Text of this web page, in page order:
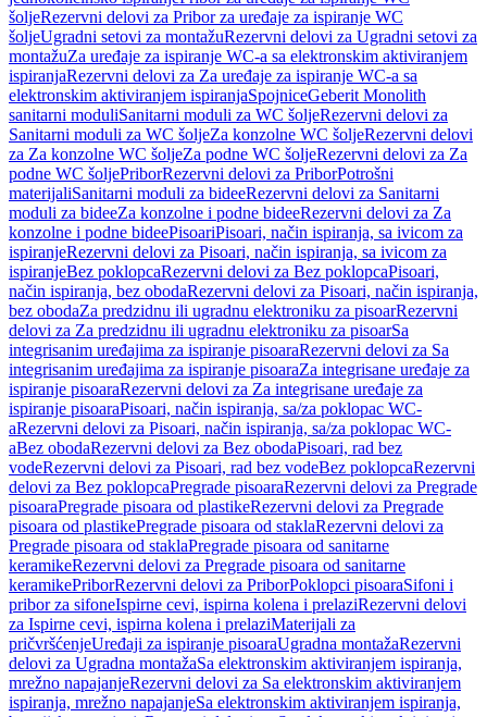
šoljeRezervni delovi za Pribor za uređaje za ispiranje WC
šoljeUgradni setovi za montažuRezervni delovi za Ugradni setovi za
montažuZa uređaje za ispiranje WC-a sa elektronskim aktiviranjem
ispiranjaRezervni delovi za Za uređaje za ispiranje WC-a sa
elektronskim aktiviranjem ispiranjaSpojniceGeberit Monolith
sanitarni moduliSanitarni moduli za WC šoljeRezervni delovi za
Sanitarni moduli za WC šoljeZa konzolne WC šoljeRezervni delovi
za Za konzolne WC šoljeZa podne WC šoljeRezervni delovi za Za
podne WC šoljePriborRezervni delovi za PriborPotrošni
materijaliSanitarni moduli za bideeRezervni delovi za Sanitarni
moduli za bideeZa konzolne i podne bideeRezervni delovi za Za
konzolne i podne bideePisoariPisoari, način ispiranja, sa ivicom za
ispiranjeRezervni delovi za Pisoari, način ispiranja, sa ivicom za
ispiranjeBez poklopcaRezervni delovi za Bez poklopcaPisoari,
način ispiranja, bez obodaRezervni delovi za Pisoari, način ispiranja,
bez obodaZa predzidnu ili ugradnu elektroniku za pisoarRezervni
delovi za Za predzidnu ili ugradnu elektroniku za pisoarSa
integrisanim uređajima za ispiranje pisoaraRezervni delovi za Sa
integrisanim uređajima za ispiranje pisoaraZa integrisane uređaje za
ispiranje pisoaraRezervni delovi za Za integrisane uređaje za
ispiranje pisoaraPisoari, način ispiranja, sa/za poklopac WC-
aRezervni delovi za Pisoari, način ispiranja, sa/za poklopac WC-
aBez obodaRezervni delovi za Bez obodaPisoari, rad bez
vodeRezervni delovi za Pisoari, rad bez vodeBez poklopcaRezervni
delovi za Bez poklopcaPregrade pisoaraRezervni delovi za Pregrade
pisoaraPregrade pisoara od plastikeRezervni delovi za Pregrade
pisoara od plastikePregrade pisoara od staklaRezervni delovi za
Pregrade pisoara od staklaPregrade pisoara od sanitarne
keramikeRezervni delovi za Pregrade pisoara od sanitarne
keramikePriborRezervni delovi za PriborPoklopci pisoaraSifoni i
pribor za sifoneIspirne cevi, ispirna kolena i prelaziRezervni delovi
za Ispirne cevi, ispirna kolena i prelaziMaterijali za
pričvršćenjeUređaji za ispiranje pisoaraUgradna montažaRezervni
delovi za Ugradna montažaSa elektronskim aktiviranjem ispiranja,
mrežno napajanjeRezervni delovi za Sa elektronskim aktiviranjem
ispiranja, mrežno napajanjeSa elektronskim aktiviranjem ispiranja,